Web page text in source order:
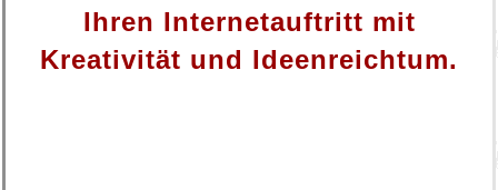
Ihren Internetauftritt mit
Kreativität und Ideenreichtum.